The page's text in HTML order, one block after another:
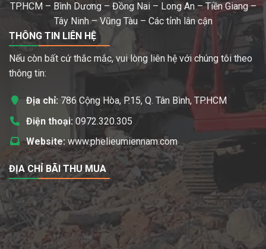
TP.HCM – Bình Dương – Đồng Nai – Long An – Tiền Giang –
Tây Ninh – Vũng Tàu – Các tỉnh lân cận
THÔNG TIN LIÊN HỆ
Nếu còn bất cứ thắc mắc, vui lòng liên hệ với chúng tôi theo
thông tin:
Địa chỉ: 786 Cộng Hòa, P.15, Q. Tân Bình, TP.HCM
Điện thoại: 0972.320.305
Website: www.phelieumiennam.com
ĐỊA CHỈ BÃI THU MUA